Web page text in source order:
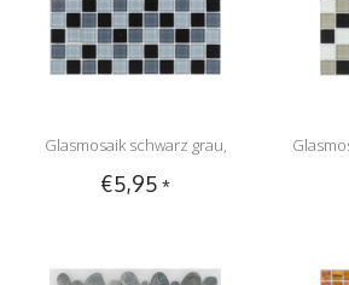
Glasmosaik schwarz grau,
glänzend - 30x30cm
€5,95 *